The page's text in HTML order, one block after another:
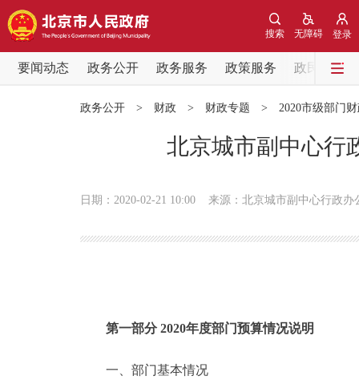
登录
无障碍
搜索
要闻动态 政务公开 政务服务 政策服务
政民互动
政务公开 > 财政 > 财政专题 > 2020市级部门
北京城市副中心行
日期：2020-02-21 10:00 来源：北京城市副中心行政办
第一部分 2020年度部门预算情况说明
一、部门基本情况